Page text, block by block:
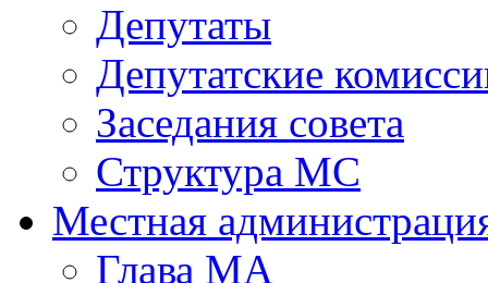
Депутаты
Депутатские
Заседания совета
Структура МС
Местная
Глава МА